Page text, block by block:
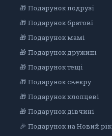
🎁 Подарунок подрузі
🎁 Подарунок братові
🎁 Подарунок мамі
🎁 Подарунок дружині
🎁 Подарунок тещі
🎁 Подарунок свекру
🎁 Подарунок хлопцеві
🎁 Подарунок дiвчинi
🎉 Подарунок на Новий рік